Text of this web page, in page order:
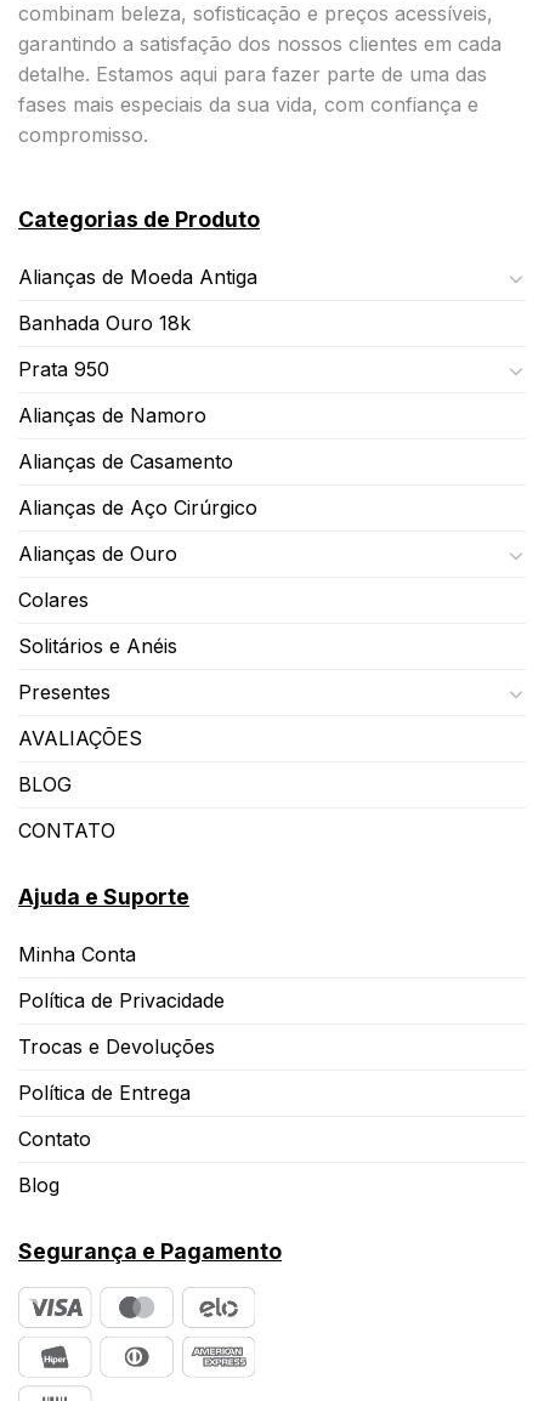
combinam beleza, sofisticação e preços acessíveis,
garantindo a satisfação dos nossos clientes em cada
detalhe. Estamos aqui para fazer parte de uma das
fases mais especiais da sua vida, com confiança e
compromisso.
Categorias de Produto
Alianças de Moeda Antiga
Banhada Ouro 18k
Prata 950
Alianças de Namoro
Alianças de Casamento
Alianças de Aço Cirúrgico
Alianças de Ouro
Colares
Solitários e Anéis
Presentes
AVALIAÇÕES
BLOG
CONTATO
Ajuda e Suporte
Minha Conta
Política de Privacidade
Trocas e Devoluções
Política de Entrega
Contato
Blog
Segurança e Pagamento